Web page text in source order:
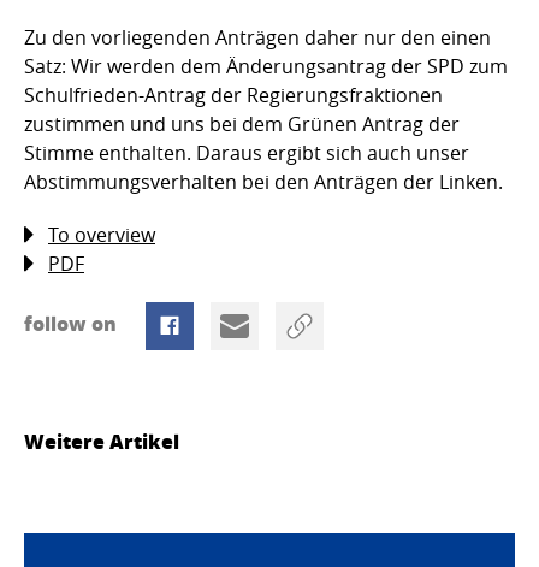
Zu den vorliegenden Anträgen daher nur den einen
Satz: Wir werden dem Änderungsantrag der SPD zum
Schulfrieden-Antrag der Regierungsfraktionen
zustimmen und uns bei dem Grünen Antrag der
Stimme enthalten. Daraus ergibt sich auch unser
Abstimmungsverhalten bei den Anträgen der Linken.
To overview
PDF
follow on
Weitere Artikel